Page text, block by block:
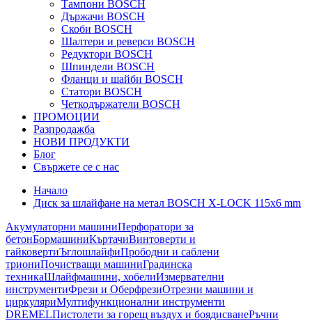
Тампони BOSCH
Държачи BOSCH
Скоби BOSCH
Шалтери и реверси BOSCH
Редуктори BOSCH
Шпиндели BOSCH
Фланци и шайби BOSCH
Статори BOSCH
Четкодържатели BOSCH
ПРОМОЦИИ
Разпродажба
НОВИ ПРОДУКТИ
Блог
Свържете се с нас
Начало
Диск за шлайфане на метал BOSCH X-LOCK 115x6 mm
Акумулаторни машиниПерфоратори за
бетонБормашиниКъртачиВинтоверти и
гайковертиЪглошлайфиПрободни и саблени
триониПочистващи машиниГрадинска
техникаШлайфмашини, хобелиИзмервателни
инструментиФрези и ОберфрезиОтрезни машини и
циркуляриМултифункционални инструменти
DREMELПистолети за горещ въздух и боядисванеРъчни